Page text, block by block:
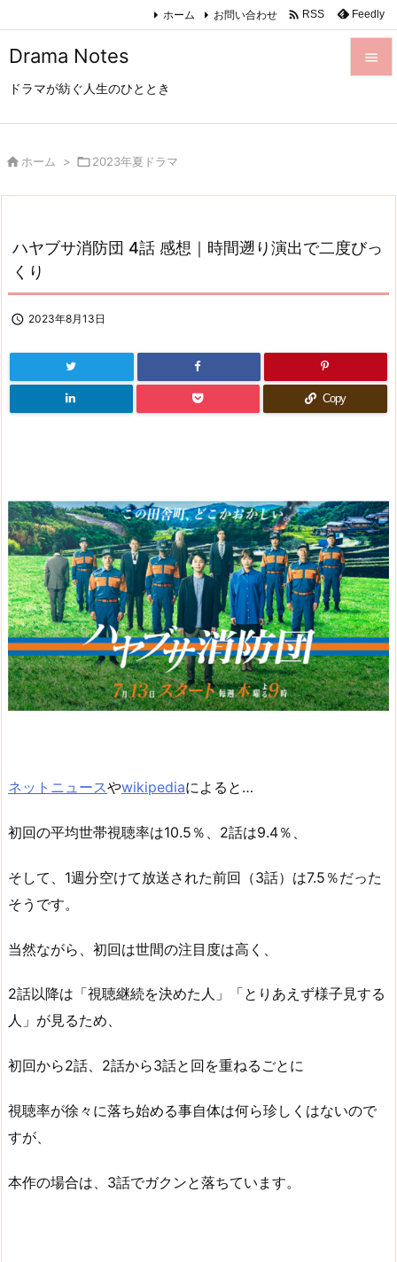
Drama Notes
ドラマが紡ぐ人生のひととき

次へ
検索
ホーム お問い合わせ  RSS Feedly
 ホーム > 2023年夏ドラマ
ハヤブサ消防団 4話 感想｜時間遡り演出で二度びっ
くり
 2023年8月13日
Copy
ネットニュースやwikipediaによると…
初回の平均世帯視聴率は10.5％、2話は9.4％、
そして、1週分空けて放送された前回（3話）は7.5％だった
そうです。
当然ながら、初回は世間の注目度は高く、
2話以降は「視聴継続を決めた人」「とりあえず様子見する
人」が見るため、
初回から2話、2話から3話と回を重ねるごとに
視聴率が徐々に落ち始める事自体は何ら珍しくはないので
すが、
本作の場合は、3話でガクンと落ちています。